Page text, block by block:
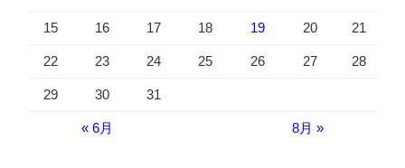
15 16 17 18 19 20 21
22 23 24 25 26 27 28
29 30 31
« 6月 8月 »